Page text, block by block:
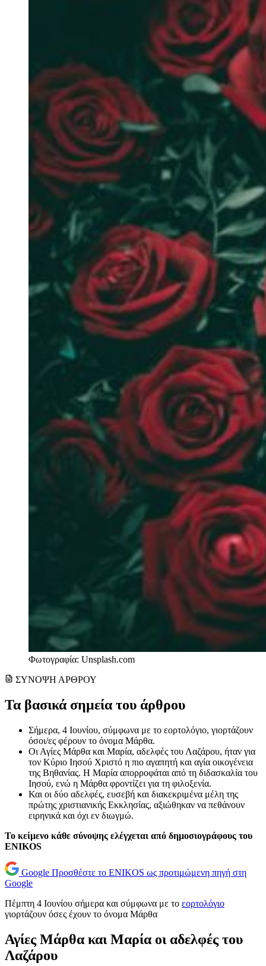
Φωτογραφία: Unsplash.com
ΣΥΝΟΨΗ ΑΡΘΡΟΥ
Τα βασικά σημεία του άρθρου
Σήμερα, 4 Ιουνίου, σύμφωνα με το εορτολόγιο, γιορτάζουν
όσοι/ες φέρουν το όνομα Μάρθα.
Οι Αγίες Μάρθα και Μαρία, αδελφές του Λαζάρου, ήταν για
τον Κύριο Ιησού Χριστό η πιο αγαπητή και αγία οικογένεια
της Βηθανίας. Η Μαρία απορροφάται από τη διδασκαλία του
Ιησού, ενώ η Μάρθα φροντίζει για τη φιλοξενία.
Και οι δύο αδελφές, ευσεβή και διακεκριμένα μέλη της
πρώτης χριστιανικής Εκκλησίας, αξιώθηκαν να πεθάνουν
ειρηνικά και όχι εν διωγμώ.
Το κείμενο κάθε σύνοψης ελέγχεται από δημοσιογράφους του
ENIKOS
Google Προσθέστε το ENIKOS ως προτιμώμενη πηγή στη
Google
Πέμπτη 4 Ιουνίου σήμερα και σύμφωνα με το εορτολόγιο
γιορτάζουν όσες έχουν το όνομα Μάρθα
Αγίες Μάρθα και Μαρία οι αδελφές του
Λαζάρου